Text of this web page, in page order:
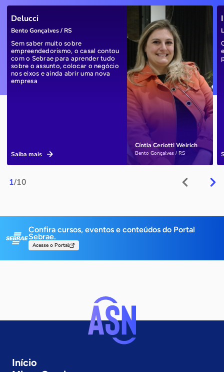
1/10
Cíntia Ceriotti Weirich
Bento Gonçalves / RS
Delucci
Bento Gonçalves / RS
Sem saber muito sobre
empreendedorismo, o casal contou
com o Sebrae para aprender tudo
sobre o assunto, colocar o negócio
nos eixos e ainda abrir uma nova
empresa
Saiba mais
Confira cursos, eventos e conteúdos do Portal
Sebrae.
Acesse o Portal
Início